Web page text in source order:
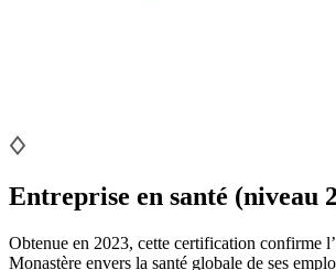
Entreprise en santé (niveau
Obtenue en 2023, cette certification confirme
Monastère envers la santé globale de ses